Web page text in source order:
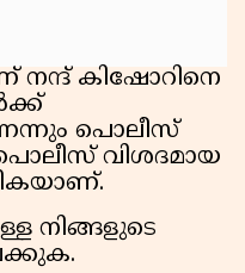
നന്ദ് കിഷോറിനെ
പൊലീസ്
വിശദമായ
നിങ്ങളുടെ